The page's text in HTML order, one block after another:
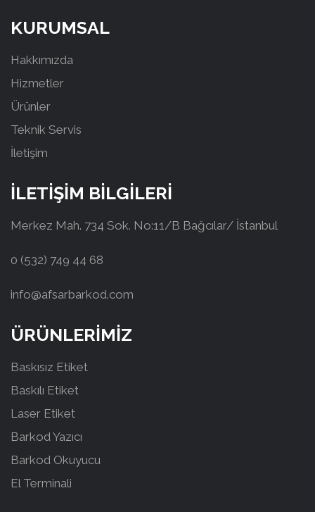
KURUMSAL
Hakkımızda
Hizmetler
Ürünler
Teknik Servis
İletişim
İLETİŞİM BİLGİLERİ
Merkez Mah. 734 Sok. No:11/B Bağcılar/ İstanbul
0 (532) 749 44 68
info@afsarbarkod.com
ÜRÜNLERİMİZ
Baskısız Etiket
Baskılı Etiket
Laser Etiket
Barkod Yazıcı
Barkod Okuyucu
El Terminali